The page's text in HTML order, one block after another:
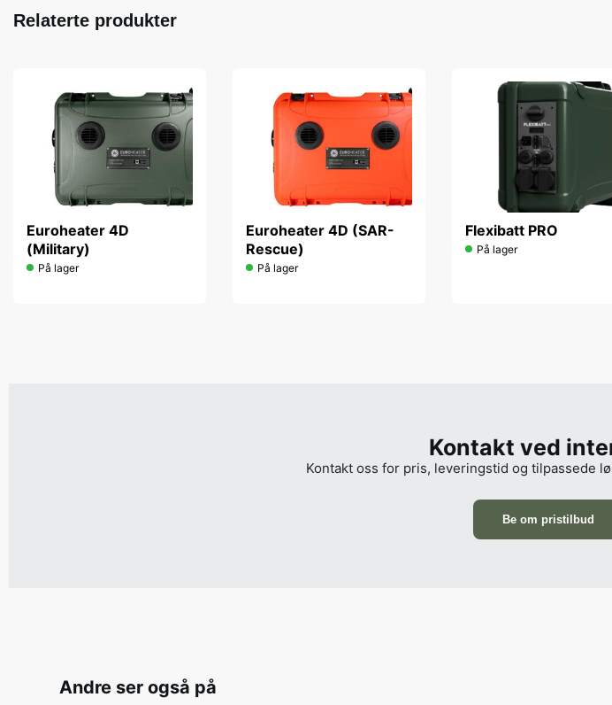
Relaterte produkter
Euroheater 4D
(Military)
På lager
Euroheater 4D (SAR-
Rescue)
På lager
Flexibatt PRO
På lager
Kontakt ved
Kontakt oss for pris, leveringstid og tilpassede
Be om pristilbud
Andre ser også på